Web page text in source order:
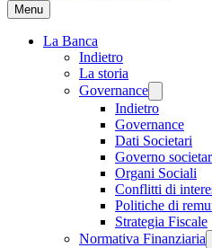
Menu
La Banca
Indietro
La storia
Governance
Indietro
Governance
Dati Societari
Governo
Organi Sociali
Conflitti di
Politiche di
Strategia Fiscale
Normativa Finanziaria